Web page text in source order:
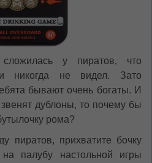
у пиратов, что
никогда не видел. Зато
бывают очень богаты. И
дублоны, то почему бы
рома?
пиратов, прихватите бочку
палубу настольной игры